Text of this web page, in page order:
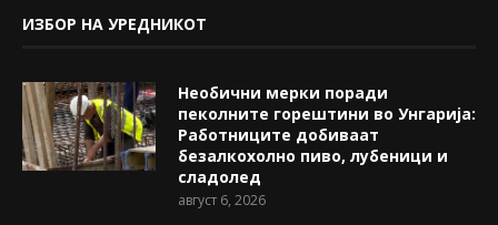
ИЗБОР НА УРЕДНИКОТ
Необични мерки поради
пеколните горештини во Унгарија:
Работниците добиваат
безалкохолно пиво, лубеници и
сладолед
август 6, 2026